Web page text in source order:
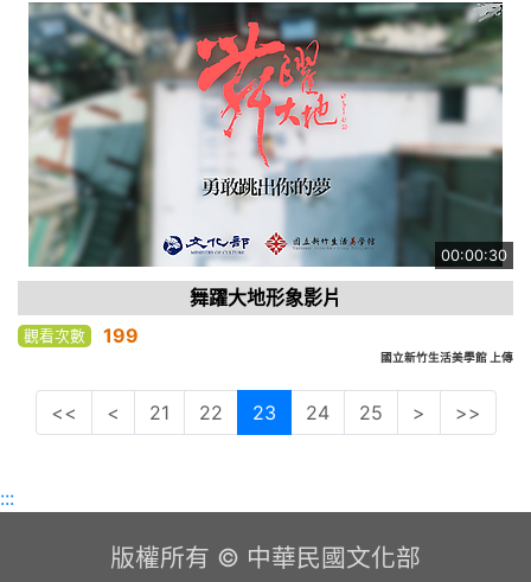
00:00:30
舞躍大地形象影片
觀看次數 199
國立新竹生活美學館 上傳
<< < 21 22 23 24 25 > >>
:::
版權所有 © 中華民國文化部